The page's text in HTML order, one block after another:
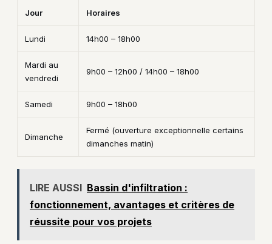
Jour Horaires
Lundi 14h00 – 18h00
Mardi au
vendredi
9h00 – 12h00 / 14h00 – 18h00
Samedi 9h00 – 18h00
Dimanche
Fermé (ouverture exceptionnelle certains
dimanches matin)
LIRE AUSSI Bassin d'infiltration :
fonctionnement, avantages et critères de
réussite pour vos projets